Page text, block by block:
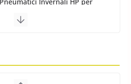
2 min read
17 Febbraio 2022 6 min read